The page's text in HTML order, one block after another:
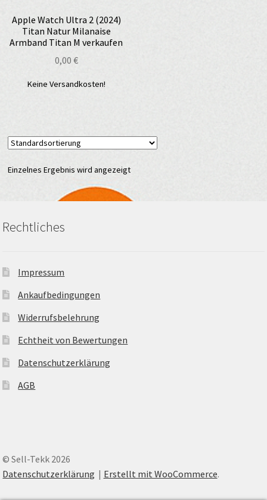
Apple Watch Ultra 2 (2024)
Titan Natur Milanaise
Armband Titan M verkaufen
0,00 €
Keine Versandkosten!
Einzelnes Ergebnis wird angezeigt
Rechtliches
Impressum
Ankaufbedingungen
Widerrufsbelehrung
Echtheit von Bewertungen
Datenschutzerklärung
AGB
© Sell-Tekk 2026
Datenschutzerklärung
Erstellt mit WooCommerce.